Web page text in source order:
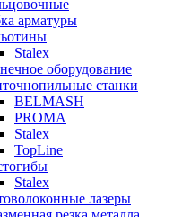
арматуры
Stalex
оборудование
станки
BELMASH
PROMA
Stalex
TopLine
Stalex
лазеры